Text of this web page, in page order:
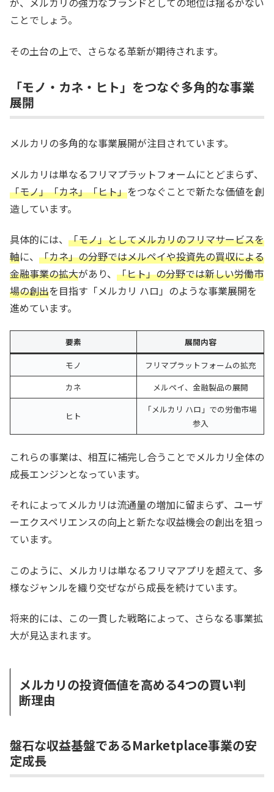
ことでしょう。
その土台の上で、さらなる革新が期待されます。
「モノ・カネ・ヒト」をつなぐ多角的な事業
展開
メルカリの多角的な事業展開が注目されています。
メルカリは単なるフリマプラットフォームにとどまらず、
「モノ」「カネ」「ヒト」をつなぐことで新たな価値を創
造しています。
具体的には、 「モノ」としてメルカリのフリマサービスを
軸に、 「カネ」の分野ではメルペイや投資先の買収による
金融事業の拡大があり、 「ヒト」の分野では新しい労働市
場の創出を目指す「メルカリ ハロ」のような事業展開を
進めています。
要素
展開内容
モノ
フリマプラットフォームの拡充
カネ
メルペイ、金融製品の展開
ヒト
「メルカリ ハロ」での労働市場
参入
これらの事業は、相互に補完し合うことでメルカリ全体の
成長エンジンとなっています。
それによってメルカリは流通量の増加に留まらず、ユーザ
ーエクスペリエンスの向上と新たな収益機会の創出を狙っ
ています。
このように、メルカリは単なるフリマアプリを超えて、多
様なジャンルを織り交ぜながら成長を続けています。
将来的には、この一貫した戦略によって、さらなる事業拡
大が見込まれます。
メルカリの投資価値を高める4つの買い判
断理由
盤石な収益基盤であるMarketplace事業の安
定成長